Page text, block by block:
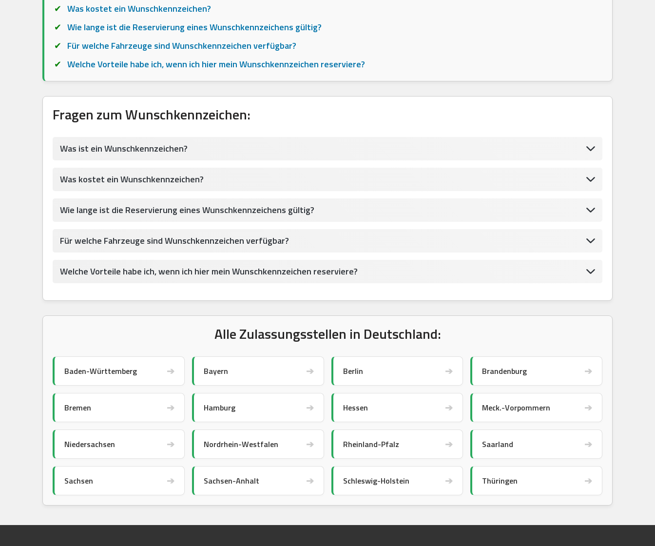
Was kostet ein Wunschkennzeichen?
Wie lange ist die Reservierung eines Wunschkennzeichens gültig?
Für welche Fahrzeuge sind Wunschkennzeichen verfügbar?
Welche Vorteile habe ich, wenn ich hier mein Wunschkennzeichen reserviere?
Fragen zum Wunschkennzeichen:
Was ist ein Wunschkennzeichen?
Was kostet ein Wunschkennzeichen?
Wie lange ist die Reservierung eines Wunschkennzeichens gültig?
Für welche Fahrzeuge sind Wunschkennzeichen verfügbar?
Welche Vorteile habe ich, wenn ich hier mein Wunschkennzeichen reserviere?
Alle Zulassungsstellen in Deutschland:
Baden-Württemberg ➔ Bayern ➔ Berlin ➔ Brandenburg ➔
Bremen ➔ Hamburg ➔ Hessen ➔ Meck.-Vorpommern ➔
Niedersachsen ➔ Nordrhein-Westfalen ➔ Rheinland-Pfalz ➔ Saarland ➔
Sachsen ➔ Sachsen-Anhalt ➔ Schleswig-Holstein ➔ Thüringen ➔